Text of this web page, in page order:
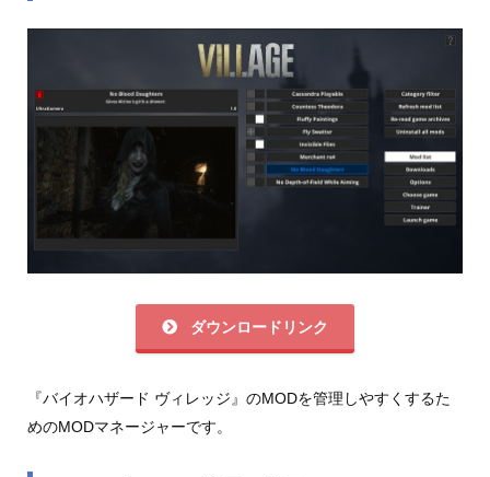
ダウンロードリンク
『バイオハザード ヴィレッジ』のMODを管理しやすくするた
めのMODマネージャーです。